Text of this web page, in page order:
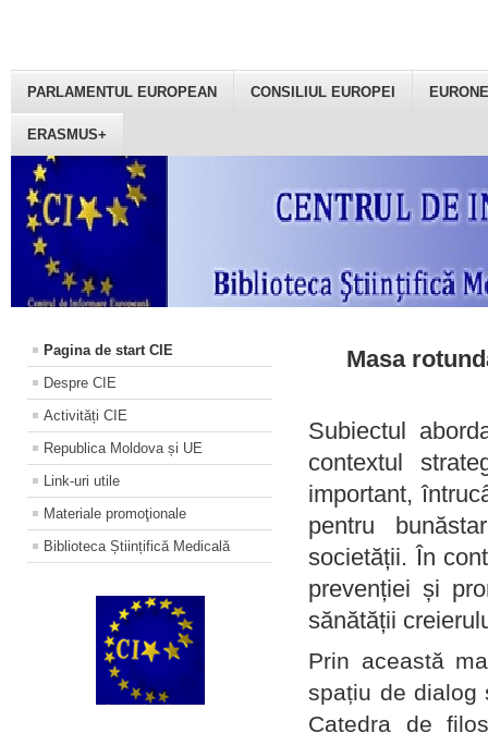
PARLAMENTUL EUROPEAN CONSILIUL EUROPEI
ERASMUS+
Pagina de start CIE
Despre CIE
Activități CIE
Republica Moldova și UE
Link-uri utile
Materiale promoţionale
Biblioteca Științifică Medicală
Masa
Subiectul
contextul
important,
pentru
societății. În
prevenției și
sănătății
Prin această
spațiu de dialog
Catedra de